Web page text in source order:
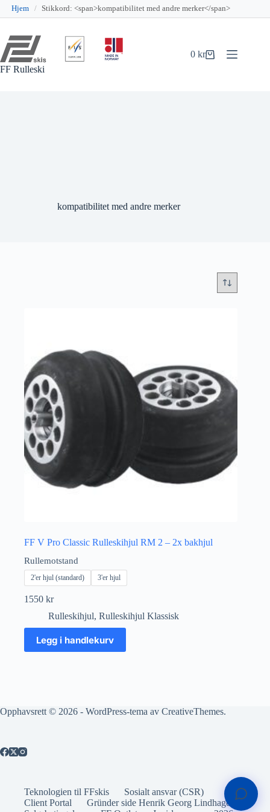
Hjem / Stikkord: <span>kompatibilitet med andre merker</span>
innholdet
FF Rulleski
Handlekurv
0kr
kompatibilitet med andre merker
FF V Pro Classic Rulleskihjul RM 2 – 2x bakhjul
Rullemotstand
2'er hjul (standard) 3'er hjul
1550 kr
Rulleskihjul, Rulleskihjul Klassisk
Legg i handlekurv
Dette
produktet
har
velges
Opphavsrett © 2026 - WordPress-tema av CreativeThemes.
Teknologien til FFskis
Sosialt ansvar (CSR)
Client Portal
Gründer side Henrik Georg Lindhagen